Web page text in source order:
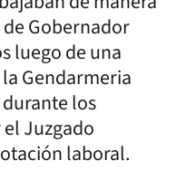
Gobernador
luego de una
Gendarmeria
los
Juzgado
laboral.